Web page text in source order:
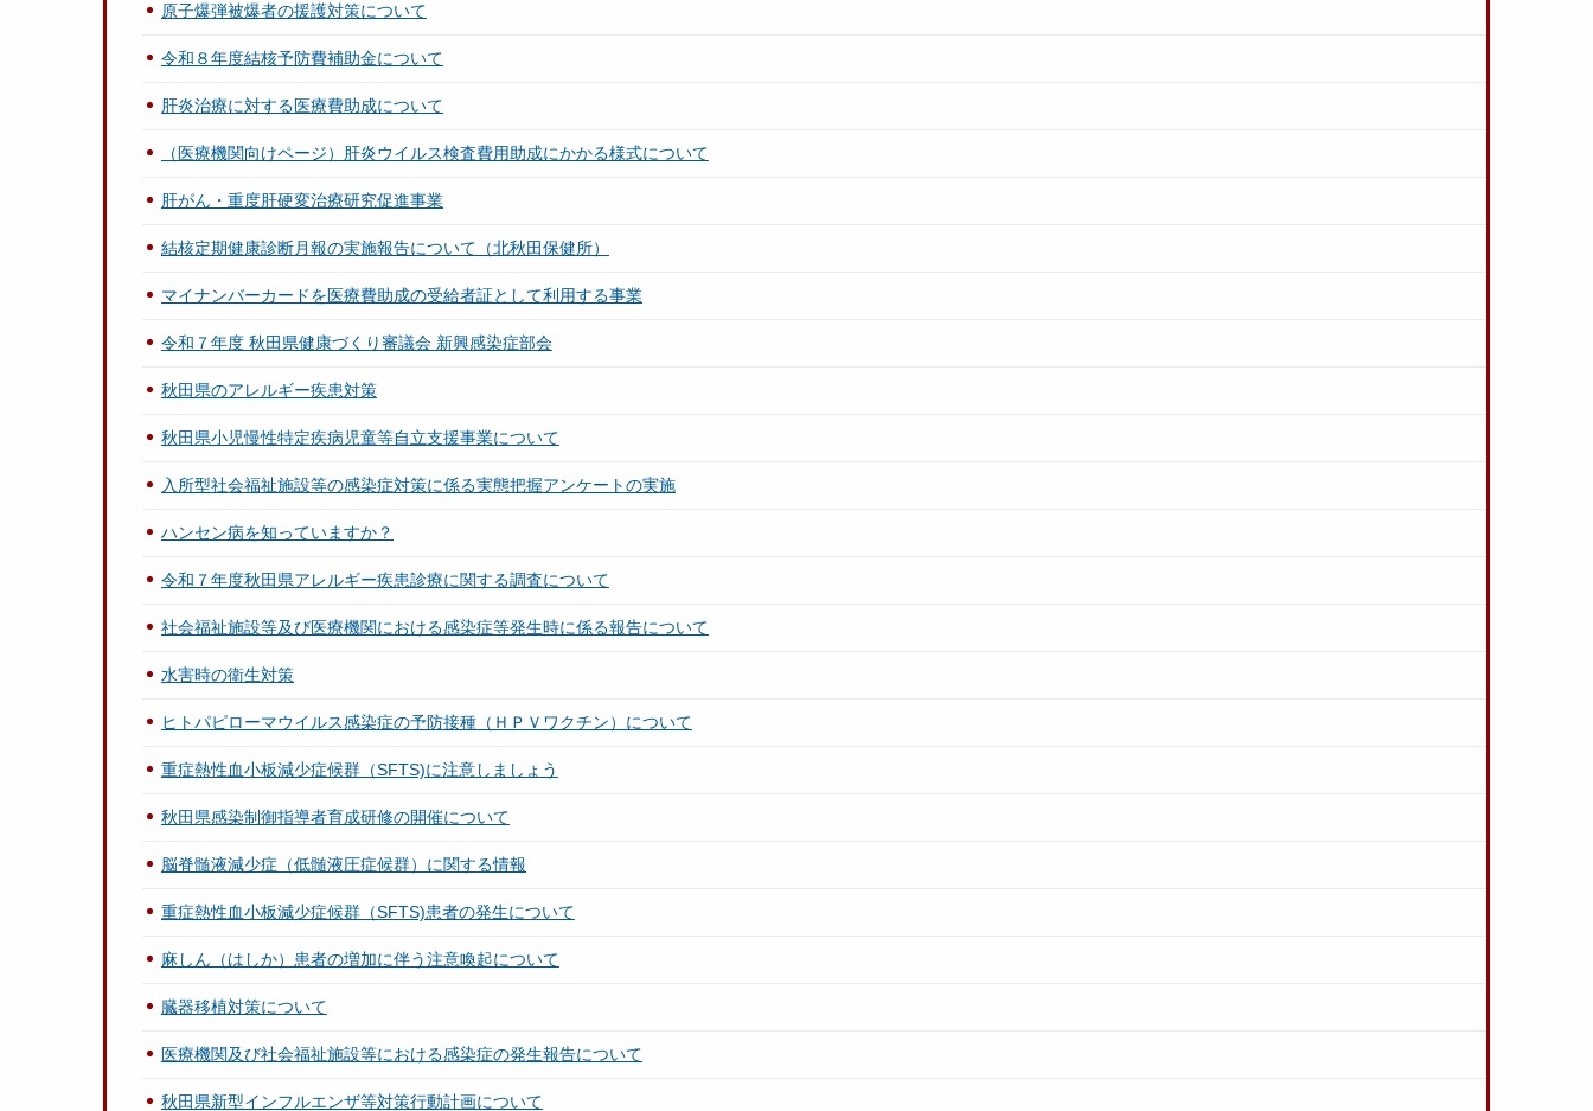
原子爆弾被爆者の援護対策について
令和８年度結核予防費補助金について
肝炎治療に対する医療費助成について
（医療機関向けページ）肝炎ウイルス検査費用助成にかかる様式について
肝がん・重度肝硬変治療研究促進事業
結核定期健康診断月報の実施報告について（北秋田保健所）
マイナンバーカードを医療費助成の受給者証として利用する事業
令和７年度 秋田県健康づくり審議会 新興感染症部会
秋田県のアレルギー疾患対策
秋田県小児慢性特定疾病児童等自立支援事業について
入所型社会福祉施設等の感染症対策に係る実態把握アンケートの実施
ハンセン病を知っていますか？
令和７年度秋田県アレルギー疾患診療に関する調査について
社会福祉施設等及び医療機関における感染症等発生時に係る報告について
水害時の衛生対策
ヒトパピローマウイルス感染症の予防接種（ＨＰＶワクチン）について
重症熱性血小板減少症候群（SFTS)に注意しましょう
秋田県感染制御指導者育成研修の開催について
脳脊髄液減少症（低髄液圧症候群）に関する情報
重症熱性血小板減少症候群（SFTS)患者の発生について
麻しん（はしか）患者の増加に伴う注意喚起について
臓器移植対策について
医療機関及び社会福祉施設等における感染症の発生報告について
秋田県新型インフルエンザ等対策行動計画について